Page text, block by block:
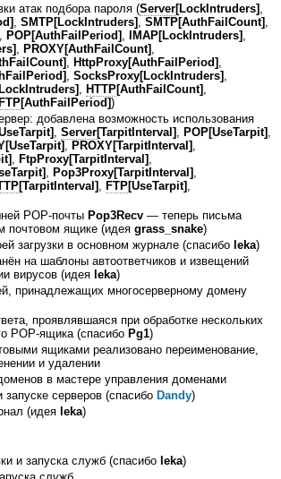
атак подбора пароля (Server[LockIntruders]
SMTP[LockIntruders] SMTP[AuthFailCount]
POP[AuthFailPeriod] IMAP[LockIntruders]
PROXY[AuthFailCount]
HttpProxy[AuthFailPeriod]
SocksProxy[LockIntruders]
HTTP[AuthFailCount]
[AuthFailPeriod])
добавлена возможность использования
Server[TarpitInterval] POP[UseTarpit]
PROXY[TarpitInterval]
FtpProxy[TarpitInterval]
Pop3Proxy[TarpitInterval]
[TarpitInterval] FTP[UseTarpit]
POP-почты Pop3Recv — теперь письма
почтовом ящике (идея grass_snake)
загрузки в основном журнале (спасибо leka)
на шаблоны автоответчиков и извещений
вирусов (идея leka)
принадлежащих многосерверному домену
проявлявшаяся при обработке нескольких
POP-ящика (спасибо Pg1)
ящиками реализовано переименование,
и удалении
в мастере управления доменами
серверов (спасибо Dandy)
(идея leka)
и запуска служб (спасибо leka)